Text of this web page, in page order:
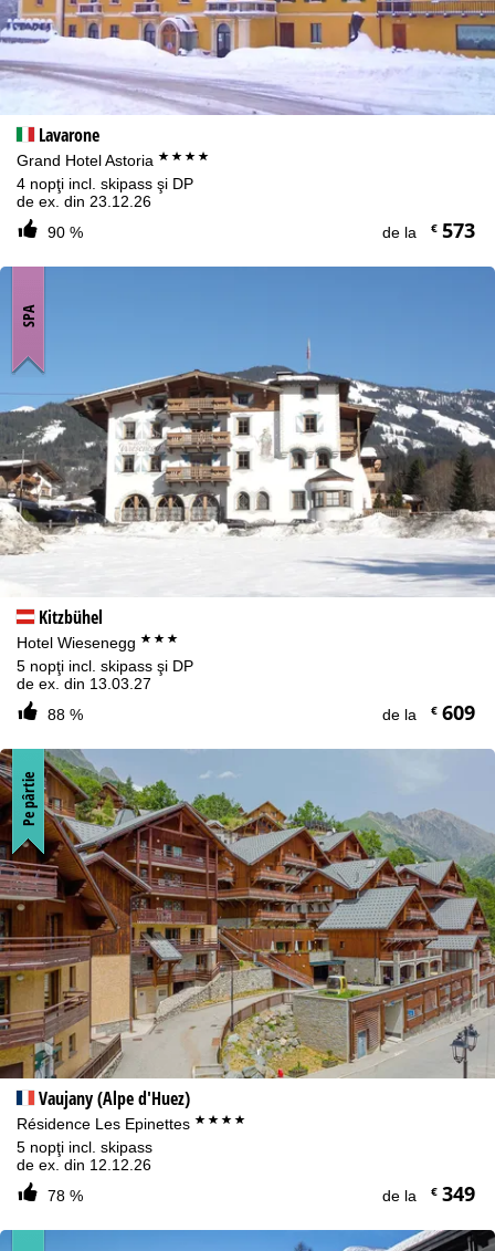
Lavarone
Grand Hotel Astoria ****
4 nopţi incl. skipass şi DP
de ex. din 23.12.26
90 %
de la €573
Kitzbühel
Hotel Wiesenegg ***
5 nopţi incl. skipass şi DP
de ex. din 13.03.27
88 %
de la €609
SPA
Vaujany (Alpe d'Huez)
Résidence Les Epinettes ****
5 nopţi incl. skipass
de ex. din 12.12.26
78 %
de la €349
Pe pârtie